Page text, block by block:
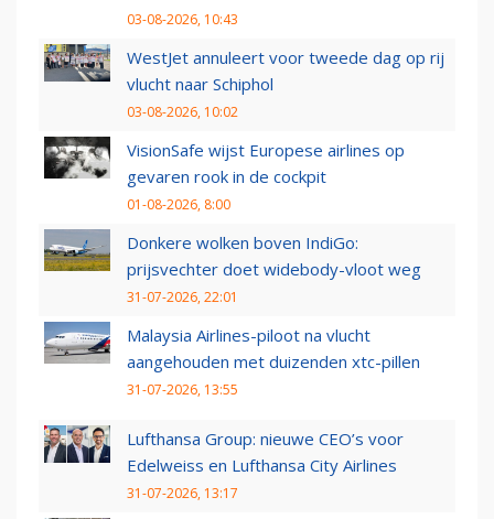
03-08-2026, 10:43
WestJet annuleert voor tweede dag op rij
vlucht naar Schiphol
03-08-2026, 10:02
VisionSafe wijst Europese airlines op
gevaren rook in de cockpit
01-08-2026, 8:00
Donkere wolken boven IndiGo:
prijsvechter doet widebody-vloot weg
31-07-2026, 22:01
Malaysia Airlines-piloot na vlucht
aangehouden met duizenden xtc-pillen
31-07-2026, 13:55
Lufthansa Group: nieuwe CEO’s voor
Edelweiss en Lufthansa City Airlines
31-07-2026, 13:17